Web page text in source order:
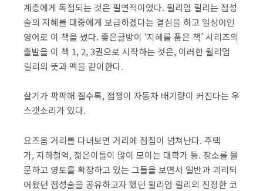
계층에게 독점되는 것은 필연적이었다. 윌리엄 릴리는 점성
술의 지혜를 대중에게 보급하겠다는 결심을 하고 일상어인
영어로 이 책을 썼다. 좋은글방이 ‘지혜를 품은 책’ 시리즈의
출발을 이 책 1, 2, 3권으로 시작하는 것은, 이러한 윌리엄
릴리의 뜻과 맥을 같이한다.
살기가 팍팍해 질수록, 점쟁이 자동차 배기량이 커진다는 우
스갯소리가 있다.
요즈음 거리를 다녀보면 거리에 점집이 넘쳐난다. 주택
가, 지하철역, 젊은이들이 많이 모이는 대학가 등. 장소를 물
문하고 영토를 확장하고 있는 그들을 보면서 일반과 괴리되
어왔던 점성술을 공유하고자 했던 윌리엄 릴리의 진정한 코